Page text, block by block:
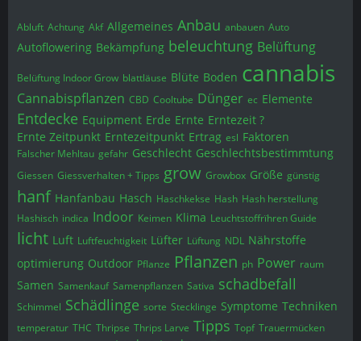
Abluft Achtung Akf Allgemeines Anbau anbauen Auto
Autoflowering Bekämpfung beleuchtung Belüftung
Belüftung Indoor Grow blattläuse Blüte Boden cannabis
Cannabispflanzen CBD Cooltube Dünger ec Elemente
Entdecke Equipment Erde Ernte Erntezeit ?
Ernte Zeitpunkt Erntezeitpunkt Ertrag esl Faktoren
Falscher Mehltau gefahr Geschlecht Geschlechtsbestimmtung
Giessen Giessverhalten + Tipps grow Growbox Größe günstig
hanf Hanfanbau Hasch Haschkekse Hash Hash herstellung
Hashisch indica Indoor Keimen Klima Leuchtstoffrïhren Guide
licht Luft Luftfeuchtigkeit Lüfter Lüftung NDL Nährstoffe
optimierung Outdoor Pflanze Pflanzen ph Power raum
Samen Samenkauf Samenpflanzen Sativa schadbefall
Schimmel Schädlinge sorte Stecklinge Symptome Techniken
temperatur THC Thripse Thrips Larve Tipps Topf Trauermücken